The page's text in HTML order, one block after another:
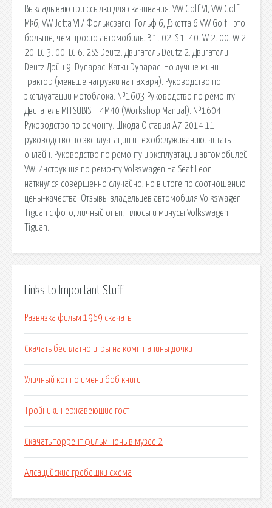
Выкладываю три ссылки для скачивания. VW Golf VI, VW Golf
Mk6, VW Jetta VI / Фольксваген Гольф 6, Джетта 6 VW Golf - это
больше, чем просто автомобиль. B 1. 02. S 1. 40. W 2. 00. W 2.
20. LC 3. 00. LC 6. 2SS Deutz. Двигатель Deutz 2. Двигатели
Deutz Дойц 9. Dynapac. Катки Dynapac. Но лучше мини
трактор (меньше нагрузки на пахаря). Руководство по
эксплуатации мотоблока. №1603 Руководство по ремонту.
Двигатель MITSUBISHI 4M40 (Workshop Manual). №1604
Руководство по ремонту. Шкода Октавия А7 2014 11
руководство по эксплуатации и техобслуживанию. читать
онлайн. Руководство по ремонту и эксплуатации автомобилей
VW. Инструкция по ремонту Volkswagen На Seat Leon
наткнулся совершенно случайно, но в итоге по соотношению
цены-качества. Отзывы владельцев автомобиля Volkswagen
Tiguan с фото, личный опыт, плюсы и минусы Volkswagen
Tiguan.
Links to Important Stuff
Развязка фильм 1969 скачать
Скачать бесплатно игры на комп папины дочки
Уличный кот по имени боб книги
Тройники нержавеющие гост
Скачать торрент фильм ночь в музее 2
Алсацийские гребешки схема